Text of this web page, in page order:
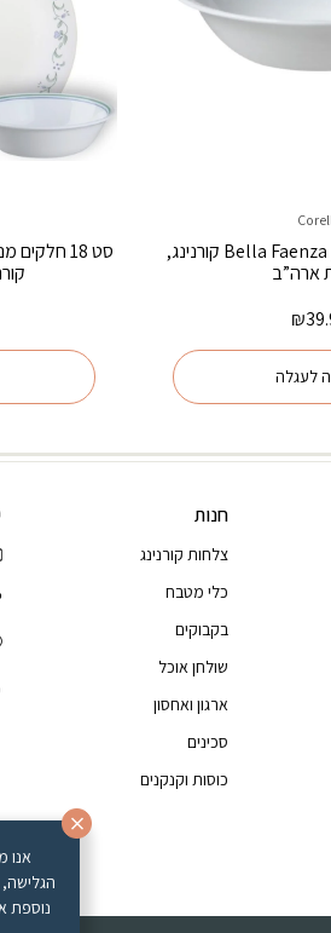
בול למרק 532 מ”ל, Bella Faenza קורנינג,
ארה”ב
₪
לעגלה
חנות
צלחות קורנינג
כלי מטבח
בקבוקים
שולחן אוכל
ארגון ואחסון
סכינים
כוסות וקנקנים
אנו
נוספת